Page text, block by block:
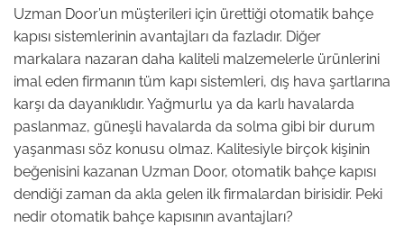
Uzman Door’un müşterileri için ürettiği otomatik bahçe
kapısı sistemlerinin avantajları da fazladır. Diğer
markalara nazaran daha kaliteli malzemelerle ürünlerini
imal eden firmanın tüm kapı sistemleri, dış hava şartlarına
karşı da dayanıklıdır. Yağmurlu ya da karlı havalarda
paslanmaz, güneşli havalarda da solma gibi bir durum
yaşanması söz konusu olmaz. Kalitesiyle birçok kişinin
beğenisini kazanan Uzman Door, otomatik bahçe kapısı
dendiği zaman da akla gelen ilk firmalardan birisidir. Peki
nedir otomatik bahçe kapısının avantajları?